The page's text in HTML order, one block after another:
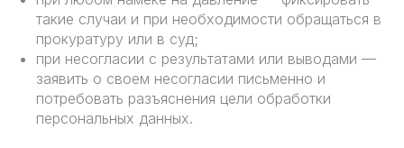
такие случаи и при необходимости обращаться в
прокуратуру или в суд;
при несогласии с результатами или выводами —
заявить о своем несогласии письменно и
потребовать разъяснения цели обработки
персональных данных.